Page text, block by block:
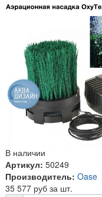
В наличии
Артикул: 50249
Производитель: Oase
35 577 руб за шт.